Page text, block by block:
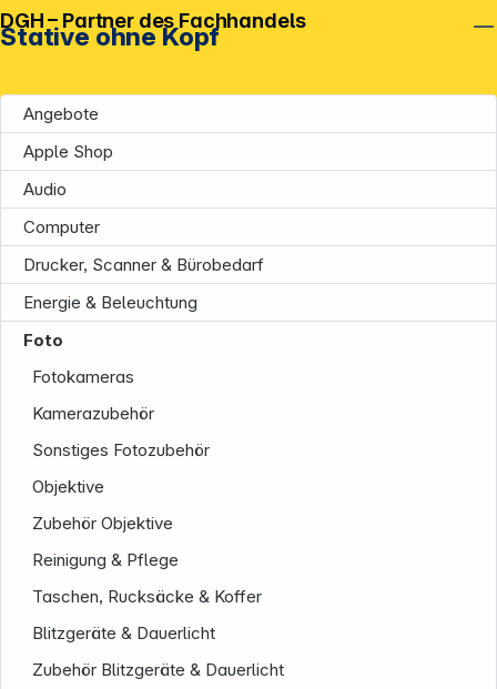
Stative ohne Kopf
Angebote
Apple Shop
Audio
Computer
Drucker, Scanner & Bürobedarf
Energie & Beleuchtung
Foto
Fotokameras
Kamerazubehör
Sonstiges Fotozubehör
Objektive
Zubehör Objektive
Reinigung & Pflege
Taschen, Rucksäcke & Koffer
Blitzgeräte & Dauerlicht
Zubehör Blitzgeräte & Dauerlicht
DGH – Partner des Fachhandels
Unternehmen